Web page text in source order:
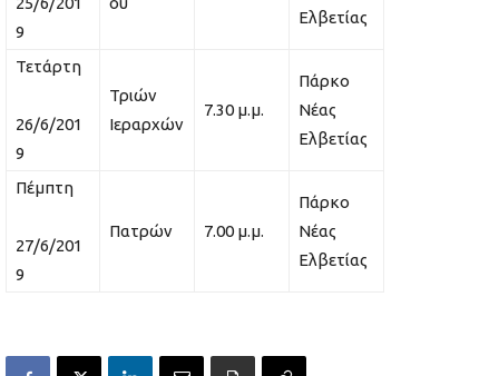
9
Ελβετίας
Τετάρτη
26/6/201
9
Τριών
Ιεραρχών
7.30 μ.μ.
Πάρκο
Νέας
Ελβετίας
Πέμπτη
27/6/201
9
Πατρών 7.00 μ.μ.
Πάρκο
Νέας
Ελβετίας